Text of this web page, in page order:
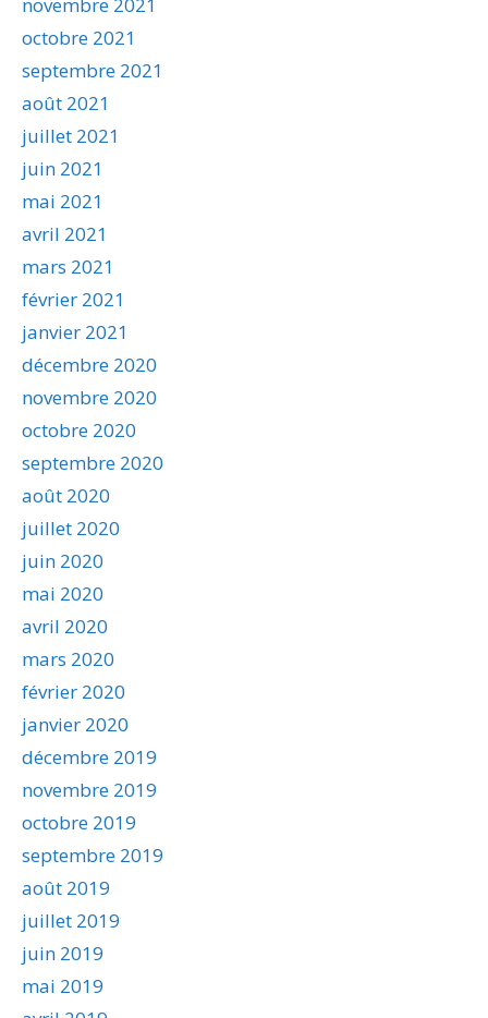
octobre 2021
septembre 2021
août 2021
juillet 2021
juin 2021
mai 2021
avril 2021
mars 2021
février 2021
janvier 2021
décembre 2020
novembre 2020
octobre 2020
septembre 2020
août 2020
juillet 2020
juin 2020
mai 2020
avril 2020
mars 2020
février 2020
janvier 2020
décembre 2019
novembre 2019
octobre 2019
septembre 2019
août 2019
juillet 2019
juin 2019
mai 2019